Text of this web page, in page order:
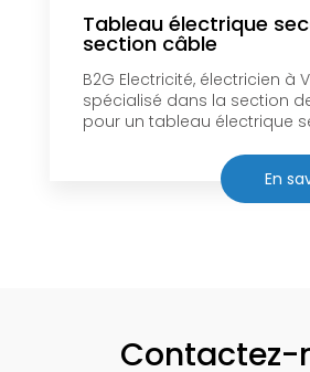
Tableau électrique
section câble
B2G Electricité, électricien à
spécialisé dans la section
pour un tableau électrique
En
Contactez-